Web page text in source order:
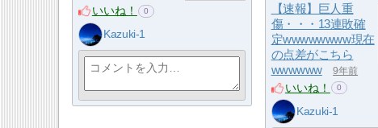
いいね！ 0
Kazuki-1
【速報】巨人重
傷・・・13連敗確
定wwwwwwww現在
の点差がこちら
wwwwww
9年前
いいね！ 0
Kazuki-1